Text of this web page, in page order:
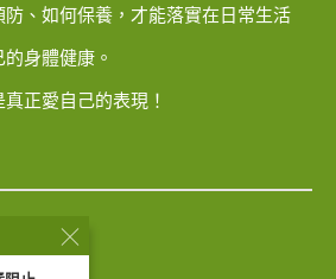
、如何保養，才能落實在日常生活
身體健康。
正愛自己的表現！